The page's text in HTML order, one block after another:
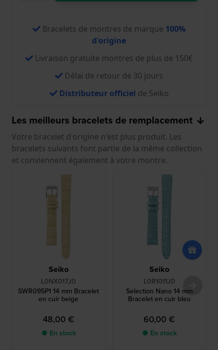
Bracelets de montres de marque 100%
d'origine
Livraison gratuite montres de plus de 150€
Délai de retour de 30 jours
Distributeur officiel de Seiko
Les meilleurs bracelets de remplacement
Votre bracelet d'origine n'est plus produit. Les
bracelets suivants font partie de la même collection
et conviennent également à votre montre.
Seiko
L0NX017J0
SWR095P1 14 mm Bracelet
en cuir beige
48,00 €
● En stock
Seiko
L0R1011J0
Selection Nano 14 mm
Bracelet en cuir bleu
60,00 €
● En stock